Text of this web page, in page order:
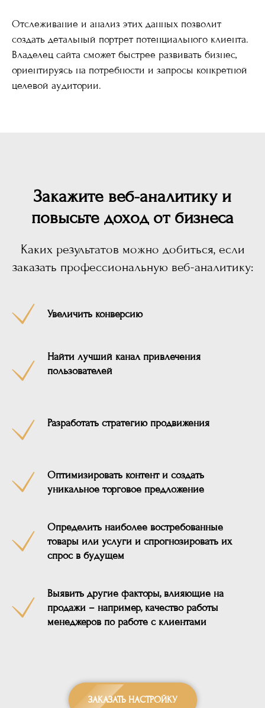
Отслеживание и анализ этих данных позволит
создать детальный портрет потенциального клиента.
Владелец сайта сможет быстрее развивать бизнес,
ориентируясь на потребности и запросы конкретной
целевой аудитории.
Закажите веб-аналитику и
повысьте доход от бизнеса
Каких результатов можно добиться, если
заказать профессиональную веб-аналитику:
Увеличить конверсию
Найти лучший канал привлечения
пользователей
Разработать стратегию продвижения
Оптимизировать контент и создать
уникальное торговое предложение
Определить наиболее востребованные
товары или услуги и спрогнозировать их
спрос в будущем
Выявить другие факторы, влияющие на
продажи – например, качество работы
менеджеров по работе с клиентами
ЗАКАЗАТЬ НАСТРОЙКУ